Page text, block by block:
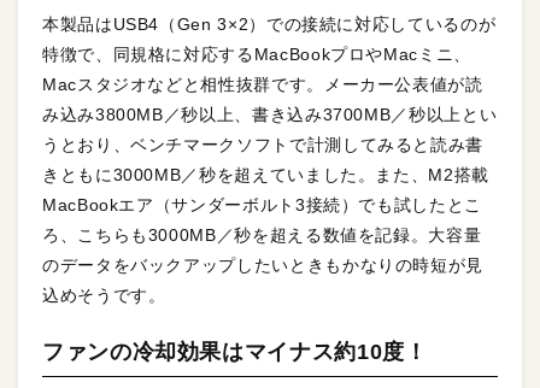
本製品はUSB4（Gen 3×2）での接続に対応しているのが
特徴で、同規格に対応するMacBookプロやMacミニ、
Macスタジオなどと相性抜群です。メーカー公表値が読
み込み3800MB／秒以上、書き込み3700MB／秒以上とい
うとおり、ベンチマークソフトで計測してみると読み書
きともに3000MB／秒を超えていました。また、M2搭載
MacBookエア（サンダーボルト3接続）でも試したとこ
ろ、こちらも3000MB／秒を超える数値を記録。大容量
のデータをバックアップしたいときもかなりの時短が見
込めそうです。
ファンの冷却効果はマイナス約10度！